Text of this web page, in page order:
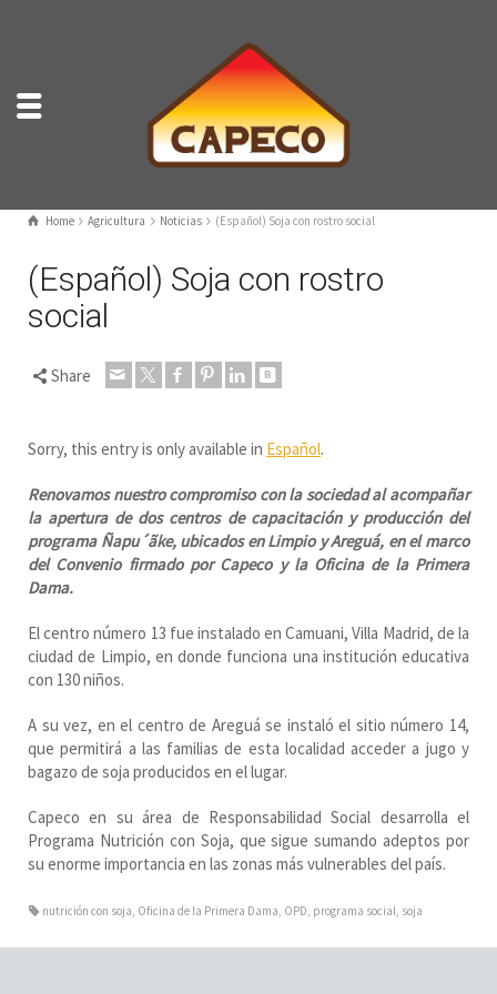
Home Agricultura Noticias (Español) Soja con rostro social
(Español) Soja con rostro
social
Share
Sorry, this entry is only available in Español.
Renovamos nuestro compromiso con la sociedad al acompañar
la apertura de dos centros de capacitación y producción del
programa Ñapu´ãke, ubicados en Limpio y Areguá, en el marco
del Convenio firmado por Capeco y la Oficina de la Primera
Dama.
El centro número 13 fue instalado en Camuani, Villa Madrid, de la
ciudad de Limpio, en donde funciona una institución educativa
con 130 niños.
A su vez, en el centro de Areguá se instaló el sitio número 14,
que permitirá a las familias de esta localidad acceder a jugo y
bagazo de soja producidos en el lugar.
Capeco en su área de Responsabilidad Social desarrolla el
Programa Nutrición con Soja, que sigue sumando adeptos por
su enorme importancia en las zonas más vulnerables del país.
nutrición con soja, Oficina de la Primera Dama, OPD, programa social, soja